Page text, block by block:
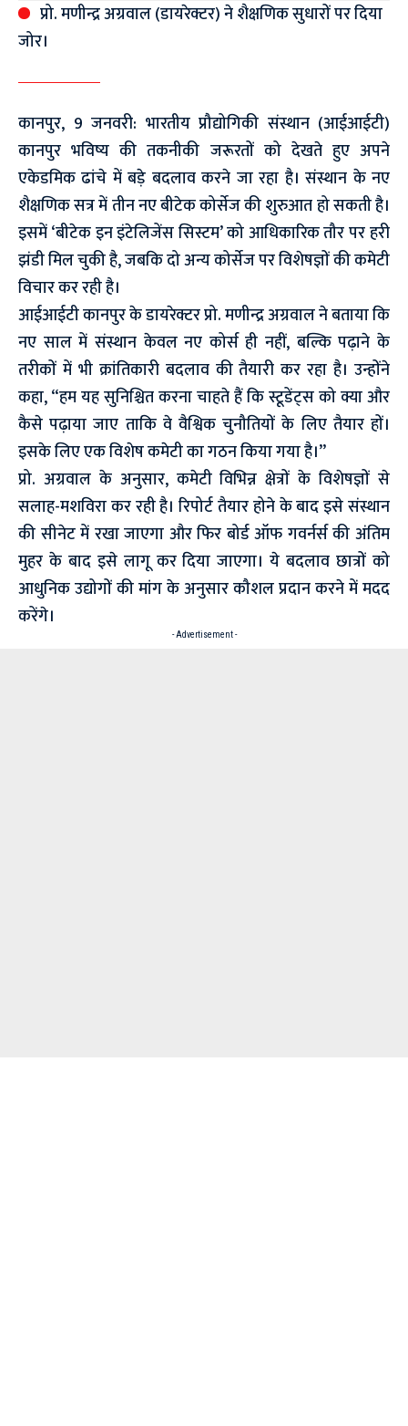
प्रो. मणीन्द्र अग्रवाल (डायरेक्टर) ने शैक्षणिक सुधारों पर दिया
जोर।
कानपुर, 9 जनवरी: भारतीय प्रौद्योगिकी संस्थान (आईआईटी)
कानपुर भविष्य की तकनीकी जरूरतों को देखते हुए अपने
एकेडमिक ढांचे में बड़े बदलाव करने जा रहा है। संस्थान के नए
शैक्षणिक सत्र में तीन नए बीटेक कोर्सेज की शुरुआत हो सकती है।
इसमें ‘बीटेक इन इंटेलिजेंस सिस्टम’ को आधिकारिक तौर पर हरी
झंडी मिल चुकी है, जबकि दो अन्य कोर्सेज पर विशेषज्ञों की कमेटी
विचार कर रही है।
आईआईटी कानपुर के डायरेक्टर प्रो. मणीन्द्र अग्रवाल ने बताया कि
नए साल में संस्थान केवल नए कोर्स ही नहीं, बल्कि पढ़ाने के
तरीकों में भी क्रांतिकारी बदलाव की तैयारी कर रहा है। उन्होंने
कहा, “हम यह सुनिश्चित करना चाहते हैं कि स्टूडेंट्स को क्या और
कैसे पढ़ाया जाए ताकि वे वैश्विक चुनौतियों के लिए तैयार हों।
इसके लिए एक विशेष कमेटी का गठन किया गया है।”
प्रो. अग्रवाल के अनुसार, कमेटी विभिन्न क्षेत्रों के विशेषज्ञों से
सलाह-मशविरा कर रही है। रिपोर्ट तैयार होने के बाद इसे संस्थान
की सीनेट में रखा जाएगा और फिर बोर्ड ऑफ गवर्नर्स की अंतिम
मुहर के बाद इसे लागू कर दिया जाएगा। ये बदलाव छात्रों को
आधुनिक उद्योगों की मांग के अनुसार कौशल प्रदान करने में मदद
करेंगे।
- Advertisement -